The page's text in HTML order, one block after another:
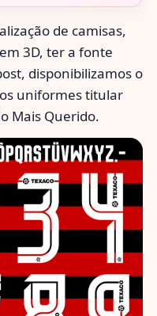
de camisas,
3D, ter a fonte
disponibilizamos o
uniformes titular
Mais Querido.